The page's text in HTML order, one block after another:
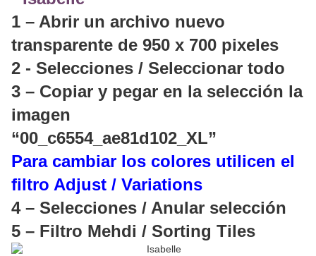
1 – Abrir un archivo nuevo
transparente de 950 x 700 pixeles
2 - Selecciones / Seleccionar todo
3 – Copiar y pegar en la selección la
imagen
“00_c6554_ae81d102_XL”
Para cambiar los colores utilicen el
filtro Adjust / Variations
4 – Selecciones / Anular selección
5 – Filtro Mehdi / Sorting Tiles